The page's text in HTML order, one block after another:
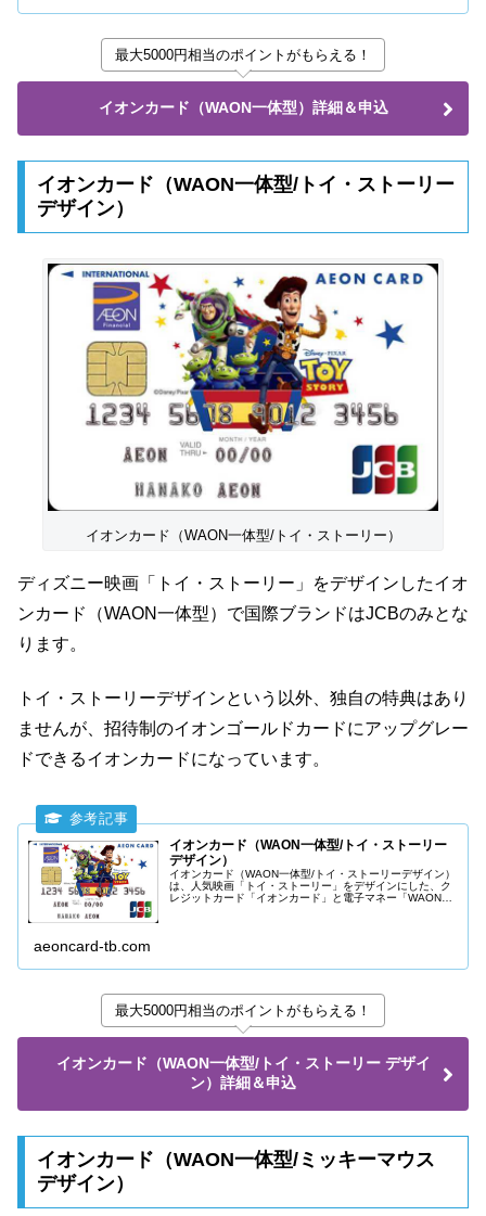
最大5000円相当のポイントがもらえる！
イオンカード（WAON一体型）詳細＆申込
イオンカード（WAON一体型/トイ・ストーリー
デザイン）
イオンカード（WAON一体型/トイ・ストーリー）
ディズニー映画「トイ・ストーリー」をデザインしたイオ
ンカード（WAON一体型）で国際ブランドはJCBのみとな
ります。
トイ・ストーリーデザインという以外、独自の特典はあり
ませんが、招待制のイオンゴールドカードにアップグレー
ドできるイオンカードになっています。
イオンカード（WAON一体型/トイ・ストーリー
デザイン）
イオンカード（WAON一体型/トイ・ストーリーデザイン）
は、人気映画「トイ・ストーリー」をデザインにした、ク
レジットカード「イオンカード」と電子マネー「WAON」
aeoncard-tb.com
最大5000円相当のポイントがもらえる！
イオンカード（WAON一体型/トイ・ストーリー デザイ
ン）詳細＆申込
イオンカード（WAON一体型/ミッキーマウス
デザイン）